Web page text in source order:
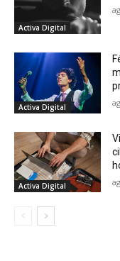
Activa Digital
Activa Digital
Activa Digital